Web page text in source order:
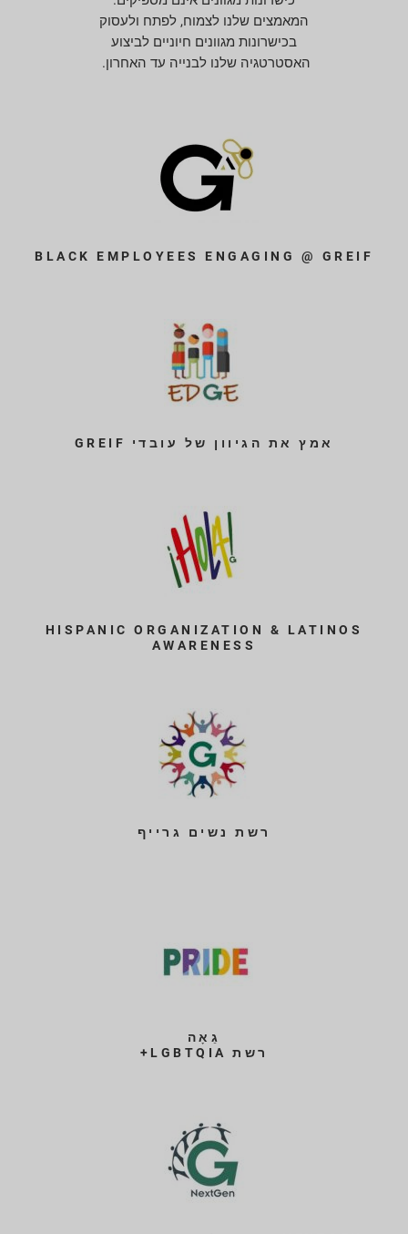
המאמצים שלנו לצמוח, לפתח ולעסוק
בכישרונות מגוונים חיוניים לביצוע
האסטרטגיה שלנו לבנייה עד האחרון.
BLACK EMPLOYEES ENGAGING @ GREIF
אמץ את הגיוון של עובדי GREIF
HISPANIC ORGANIZATION & LATINOS
AWARENESS
רשת נשים גרייף
גֵאָה
רשת LGBTQIA+